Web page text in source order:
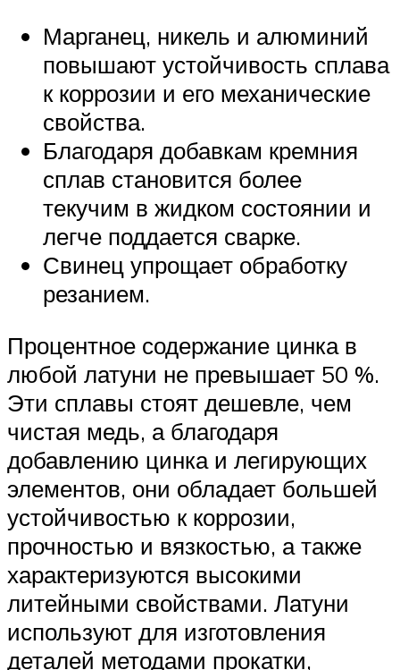
Марганец, никель и алюминий
повышают устойчивость сплава
к коррозии и его механические
свойства.
Благодаря добавкам кремния
сплав становится более
текучим в жидком состоянии и
легче поддается сварке.
Свинец упрощает обработку
резанием.
Процентное содержание цинка в
любой латуни не превышает 50 %.
Эти сплавы стоят дешевле, чем
чистая медь, а благодаря
добавлению цинка и легирующих
элементов, они обладает большей
устойчивостью к коррозии,
прочностью и вязкостью, а также
характеризуются высокими
литейными свойствами. Латуни
используют для изготовления
деталей методами прокатки,